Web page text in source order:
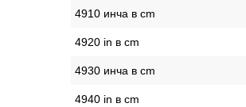
4910 инча в cm
4920 in в cm
4930 инча в cm
4940 in в cm